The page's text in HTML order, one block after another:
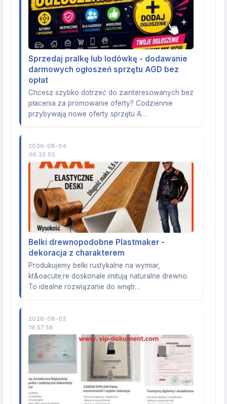
Sprzedaj pralkę lub lodówkę - dodawanie
darmowych ogłoszeń sprzętu AGD bez
opłat
Chcesz szybko dotrzeć do zainteresowanych bez
płacenia za promowanie oferty? Codziennie
przybywają nowe oferty sprzętu A…
2026-08-04
06:33:50
Belki drewnopodobne Plastmaker -
dekoracja z charakterem
Produkujemy belki rustykalne na wymiar,
kt&oacute;re doskonale imitują naturalne drewno.
To idealne rozwiązanie do wnętr…
2026-08-03
19:57:58